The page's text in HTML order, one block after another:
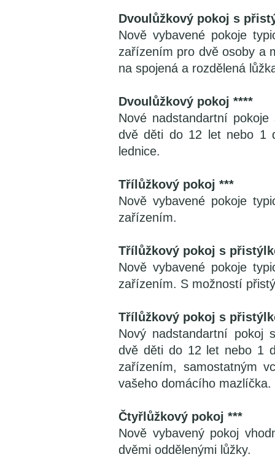
Dvoulůžkový pokoj s
Nově vybavené pokoje
zařízením pro dvě osoby a
na spojená a rozdělená
Dvoulůžkový pokoj ****
Nové nadstandartní
dvě děti do 12 let nebo 1
lednice.
Třílůžkový pokoj ***
Nově vybavené pokoje
zařízením.
Třílůžkový pokoj s
Nově vybavené pokoje
zařízením. S možností
Třílůžkový pokoj s
Nový nadstandartní pokoj
dvě děti do 12 let nebo 1
zařízením, samostatným
vašeho domácího mazlíčka.
Čtyřlůžkový pokoj ***
Nově vybavený pokoj
dvěmi oddělenými lůžky.